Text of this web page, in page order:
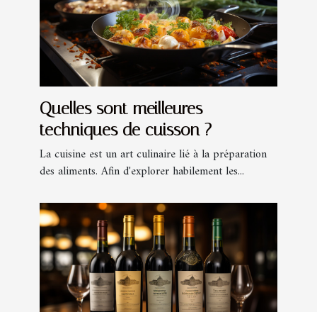
Quelles sont meilleures
techniques de cuisson ?
La cuisine est un art culinaire lié à la préparation
des aliments. Afin d'explorer habilement les...